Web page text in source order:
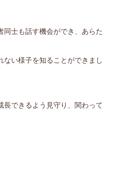
士も話す機会ができ、あらた
い様子を知ることができまし
できるよう見守り、関わって